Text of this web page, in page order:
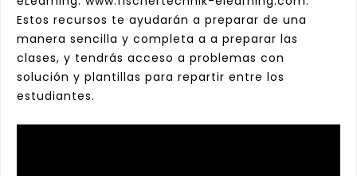
Estos recursos te ayudarán a preparar de una
manera sencilla y completa a a preparar las
clases, y tendrás acceso a problemas con
solución y plantillas para repartir entre los
estudiantes.